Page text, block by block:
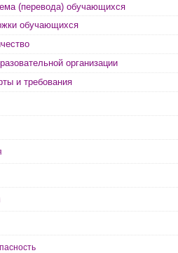
(перевода) обучающихся
обучающихся
организации
и требования